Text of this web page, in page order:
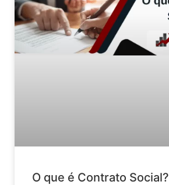
O que é Contrato Social?